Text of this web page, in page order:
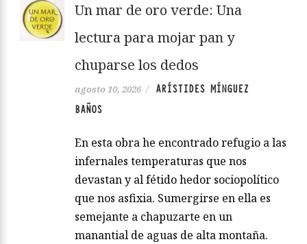
Un mar de oro verde: Una
lectura para mojar pan y
chuparse los dedos
agosto 10, 2026 /
ARÍSTIDES MÍNGUEZ
BAÑOS
En esta obra he encontrado refugio a las
infernales temperaturas que nos
devastan y al fétido hedor sociopolítico
que nos asfixia. Sumergirse en ella es
semejante a chapuzarte en un
manantial de aguas de alta montaña.